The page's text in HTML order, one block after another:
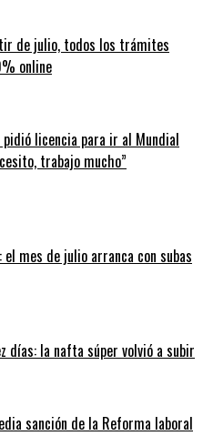
de julio, todos los trámites
online
pidió licencia para ir al Mundial
trabajo mucho”
el mes de julio arranca con subas
días: la nafta súper volvió a subir
sanción de la Reforma laboral